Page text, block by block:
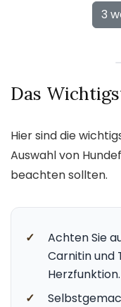
3
Das
Hier sind die
Auswahl von
beachten sollten.
✓
Achten Sie
Carnitin und
Herzfunktion.
✓